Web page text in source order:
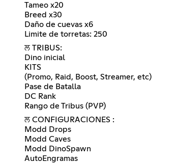
Tameo x20
Breed x30
Daño de cuevas x6
Limite de torretas: 250
ਲ TRIBUS:
Dino inicial
KITS
(Promo, Raid, Boost, Streamer, etc)
Pase de Batalla
DC Rank
Rango de Tribus (PVP)
ਲ CONFIGURACIONES :
Modd Drops
Modd Caves
Modd DinoSpawn
AutoEngramas